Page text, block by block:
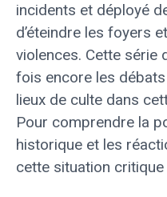
incidents et déployé
d’éteindre les foyers
violences. Cette série
fois encore les débats
lieux de culte dans
Pour comprendre la
historique et les
cette situation critique